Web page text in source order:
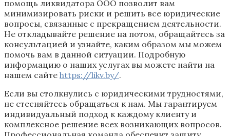
помощь ликвидатора ООО позволит вам
минимизировать риски и решить все юридические
вопросы, связанные с прекращением деятельности.
Не откладывайте решение на потом, обращайтесь за
консультацией и узнайте, каким образом мы можем
помочь вам в данной ситуации. Подробную
информацию о наших услугах вы можете найти на
нашем сайте https://likv.by/.
Если вы столкнулись с юридическими трудностями,
не стесняйтесь обращаться к нам. Мы гарантируем
индивидуальный подход к каждому клиенту и
комплексное решение всех возникающих вопросов.